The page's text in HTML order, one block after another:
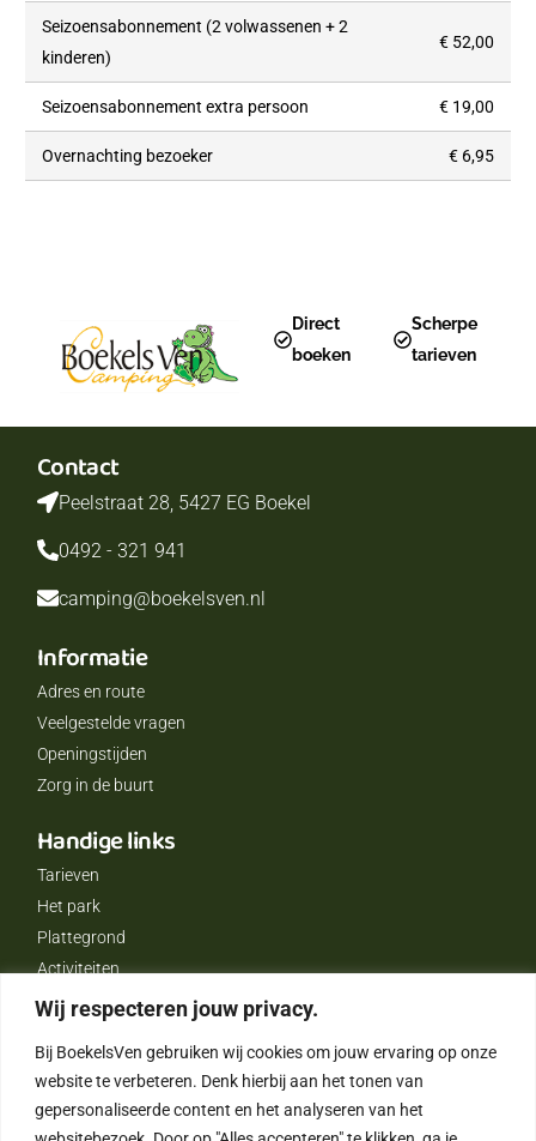
Wij respecteren jouw privacy.
Bij BoekelsVen gebruiken wij cookies om jouw ervaring op onze
website te verbeteren. Denk hierbij aan het tonen van
gepersonaliseerde content en het analyseren van het
Seizoensabonnement (2 volwassenen + 2
kinderen)
€ 52,00
Seizoensabonnement extra persoon € 19,00
Overnachting bezoeker € 6,95
Direct
boeken
Scherpe
tarieven
Contact
Peelstraat 28, 5427 EG Boekel
0492 - 321 941
camping@boekelsven.nl
Informatie
Adres en route
Veelgestelde vragen
Openingstijden
Zorg in de buurt
Handige links
Tarieven
Het park
Plattegrond
Activiteiten
De omgeving
Boekels Ven
Over ons
Reserveren